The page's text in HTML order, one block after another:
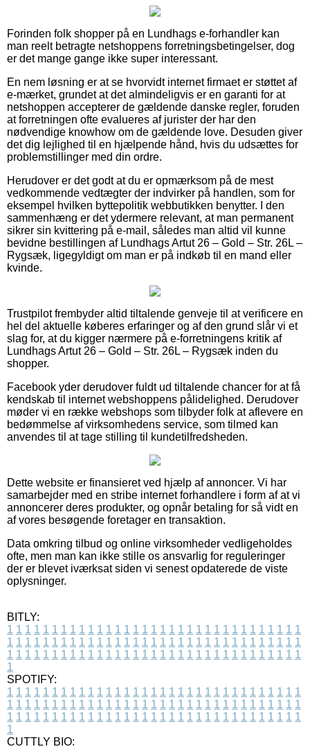
Forinden folk shopper på en Lundhags e-forhandler kan
man reelt betragte netshoppens forretningsbetingelser, dog
er det mange gange ikke super interessant.
En nem løsning er at se hvorvidt internet firmaet er støttet af
e-mærket, grundet at det almindeligvis er en garanti for at
netshoppen accepterer de gældende danske regler, foruden
at forretningen ofte evalueres af jurister der har den
nødvendige knowhow om de gældende love. Desuden giver
det dig lejlighed til en hjælpende hånd, hvis du udsættes for
problemstillinger med din ordre.
Herudover er det godt at du er opmærksom på de mest
vedkommende vedtægter der indvirker på handlen, som for
eksempel hvilken byttepolitik webbutikken benytter. I den
sammenhæng er det ydermere relevant, at man permanent
sikrer sin kvittering på e-mail, således man altid vil kunne
bevidne bestillingen af Lundhags Artut 26 – Gold – Str. 26L –
Rygsæk, ligegyldigt om man er på indkøb til en mand eller
kvinde.
Trustpilot frembyder altid tiltalende genveje til at verificere en
hel del aktuelle køberes erfaringer og af den grund slår vi et
slag for, at du kigger nærmere på e-forretningens kritik af
Lundhags Artut 26 – Gold – Str. 26L – Rygsæk inden du
shopper.
Facebook yder derudover fuldt ud tiltalende chancer for at få
kendskab til internet webshoppens pålidelighed. Derudover
møder vi en række webshops som tilbyder folk at aflevere en
bedømmelse af virksomhedens service, som tilmed kan
anvendes til at tage stilling til kundetilfredsheden.
Dette website er finansieret ved hjælp af annoncer. Vi har
samarbejder med en stribe internet forhandlere i form af at vi
annoncerer deres produkter, og opnår betaling for så vidt en
af vores besøgende foretager en transaktion.
Data omkring tilbud og online virksomheder vedligeholdes
ofte, men man kan ikke stille os ansvarlig for reguleringer
der er blevet iværksat siden vi senest opdaterede de viste
oplysninger.
BITLY:
1 1 1 1 1 1 1 1 1 1 1 1 1 1 1 1 1 1 1 1 1 1 1 1 1 1 1 1 1 1 1 1 1
1 1 1 1 1 1 1 1 1 1 1 1 1 1 1 1 1 1 1 1 1 1 1 1 1 1 1 1 1 1 1 1 1
1 1 1 1 1 1 1 1 1 1 1 1 1 1 1 1 1 1 1 1 1 1 1 1 1 1 1 1 1 1 1 1 1
1
SPOTIFY:
1 1 1 1 1 1 1 1 1 1 1 1 1 1 1 1 1 1 1 1 1 1 1 1 1 1 1 1 1 1 1 1 1
1 1 1 1 1 1 1 1 1 1 1 1 1 1 1 1 1 1 1 1 1 1 1 1 1 1 1 1 1 1 1 1 1
1 1 1 1 1 1 1 1 1 1 1 1 1 1 1 1 1 1 1 1 1 1 1 1 1 1 1 1 1 1 1 1 1
1
CUTTLY BIO: